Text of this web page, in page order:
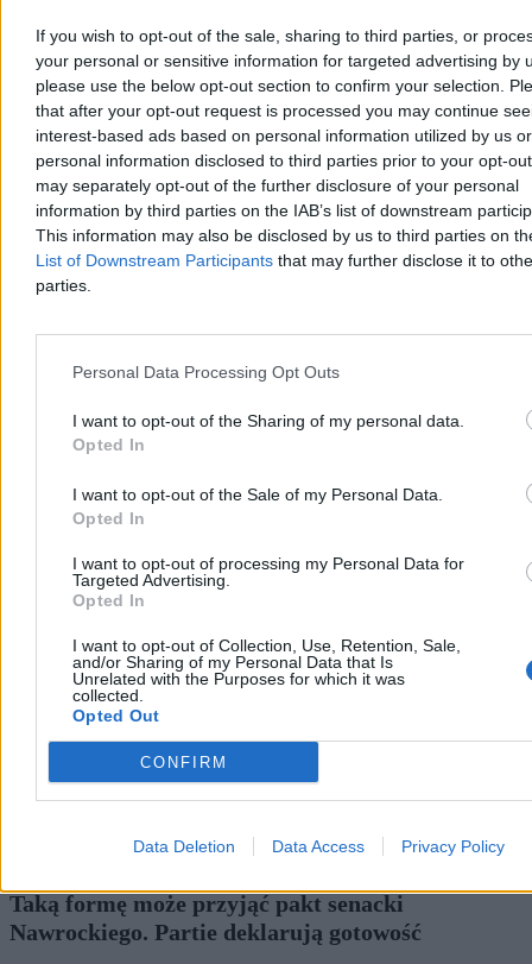
If you wish to opt-out of the sale, sharing to third parties, or
your personal or sensitive information for targeted advertising by
please use the below opt-out section to confirm your selection.
that after your opt-out request is processed you may continue
interest-based ads based on personal information utilized by us or
personal information disclosed to third parties prior to your opt-
may separately opt-out of the further disclosure of your personal
information by third parties on the IAB’s list of downstream
This information may also be disclosed by us to third parties on
List of Downstream Participants that may further disclose it to
parties.
Personal Data Processing Opt Outs
I want to opt-out of the Sharing of my personal data.
Opted In
I want to opt-out of the Sale of my Personal Data.
Opted In
I want to opt-out of processing my Personal Data for
Targeted Advertising.
Opted In
I want to opt-out of Collection, Use, Retention, Sale,
and/or Sharing of my Personal Data that Is
Unrelated with the Purposes for which it was
collected.
Opted Out
CONFIRM
Data Deletion Data Access Privacy Policy
kierowca dostał karę za niezgodny z regulaminem strój.
Tomasz Pałasz
Dzisiaj 15:39
4 min
Reklama
Reklama
Kraj
Taką formę może przyjąć pakt senacki
Nawrockiego. Partie deklarują gotowość